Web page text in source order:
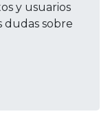
y usuarios
sobre